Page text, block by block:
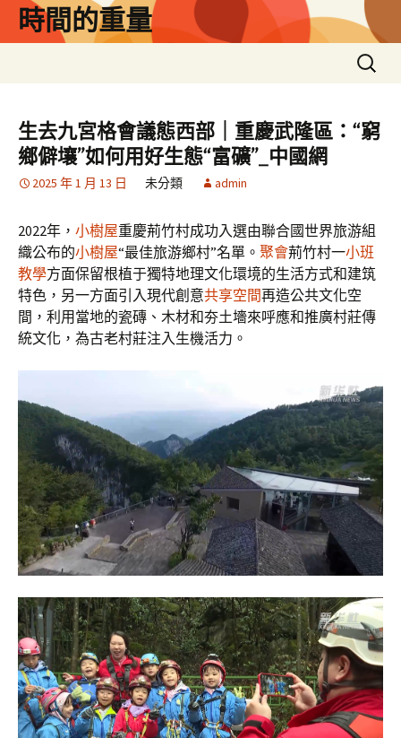
時間的重量
搜
尋
鍵
字:
生去九宮格會議態西部｜重慶武隆區：“窮
鄉僻壤”如何用好生態“富礦”_中國網
2025 年 1 月 13 日 未分類 admin
2022年， 小樹屋重慶荊竹村成功入選由聯合國世界旅游組
織公布的小樹屋“最佳旅游鄉村”名單。 聚會荊竹村一小班
教學方面保留根植于獨特地理文化環境的生活方式和建筑
特色，另一方面引入現代創意共享空間再造公共文化空
間，利用當地的瓷磚、木材和夯土墻來呼應和推廣村莊傳
統文化，為古老村莊注入生機活力。